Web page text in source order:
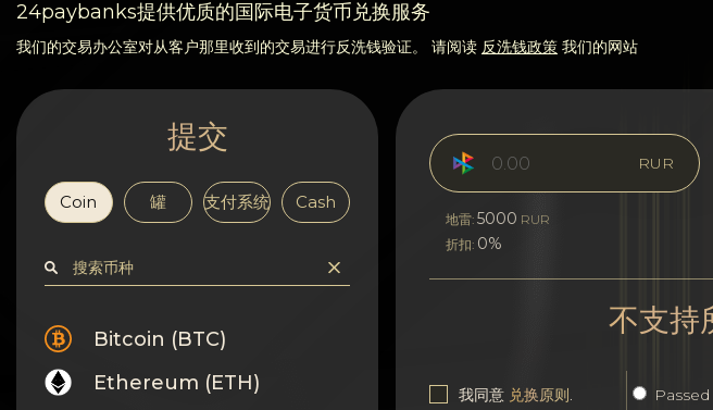
反馈
规则
AML/CFT
隐私
联系方式
Wiki
FAQ
24paybanks提供优质的国际电子货币兑换服务
我们的交易办公室对从客户那里收到的交易进行反洗钱验证。 请阅读 反洗钱政策 我们的网站
提交
Coin 罐 支付系统 Cash
Bitcoin (BTC)
Ethereum (ETH)
RUR
地雷:5000 RUR
折扣: 0%
不支持
我同意 兑换原则.